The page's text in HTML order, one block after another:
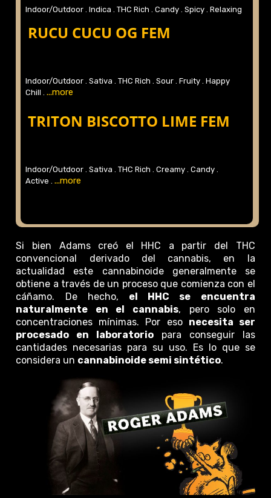
Indoor/Outdoor .Indica .THC Rich .Candy .Spicy .Relaxing
RUCU CUCU OG FEM
Indoor/Outdoor .Sativa .THC Rich .Sour .Fruity .Happy
Chill ....more
TRITON BISCOTTO LIME FEM
Indoor/Outdoor .Sativa .THC Rich .Creamy .Candy .
Active ....more
Si bien Adams creó el HHC a partir del THC
convencional derivado del cannabis, en la
actualidad este cannabinoide generalmente se
obtiene a través de un proceso que comienza con el
cáñamo. De hecho, el HHC se encuentra
naturalmente en el cannabis, pero solo en
concentraciones mínimas. Por eso necesita ser
procesado en laboratorio para conseguir las
cantidades necesarias para su uso. Es lo que se
considera un cannabinoide semi sintético.